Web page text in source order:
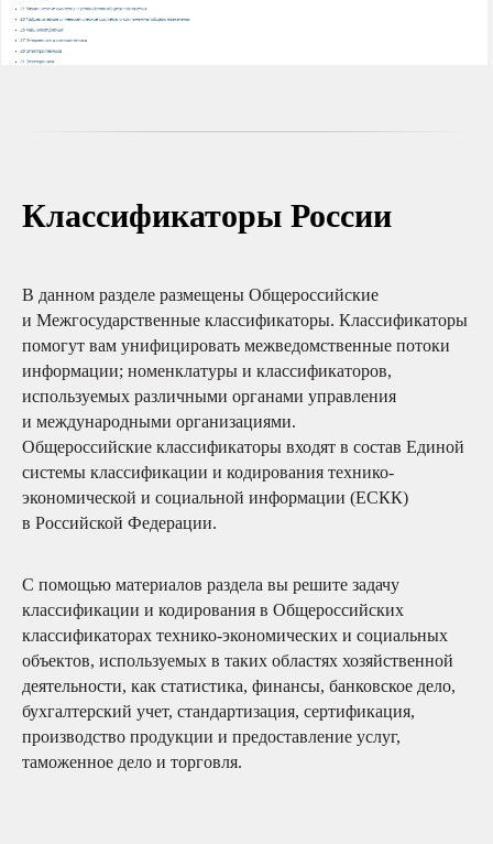
Классификаторы России
В данном разделе размещены Общероссийские
и Межгосударственные классификаторы. Классификаторы
помогут вам унифицировать межведомственные потоки
информации; номенклатуры и классификаторов,
используемых различными органами управления
и международными организациями.
Общероссийские классификаторы входят в состав Единой
системы классификации и кодирования технико-
экономической и социальной информации (ЕСКК)
в Российской Федерации.
С помощью материалов раздела вы решите задачу
классификации и кодирования в Общероссийских
классификаторах технико-экономических и социальных
объектов, используемых в таких областях хозяйственной
деятельности, как статистика, финансы, банковское дело,
бухгалтерский учет, стандартизация, сертификация,
производство продукции и предоставление услуг,
таможенное дело и торговля.